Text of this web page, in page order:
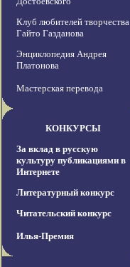
Клуб любителей творчества
Гайто Газданова
Энциклопедия Андрея
Платонова
Мастерская перевода
КОНКУРСЫ
За вклад в русскую
культуру публикациями в
Интернете
Литературный конкурс
Читательский конкурс
Илья-Премия